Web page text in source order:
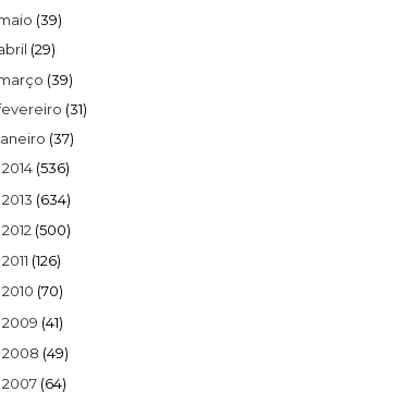
(39)
(29)
(39)
(31)
(37)
2014 (536)
2013 (634)
2012 (500)
2011 (126)
2010 (70)
2009 (41)
2008 (49)
2007 (64)